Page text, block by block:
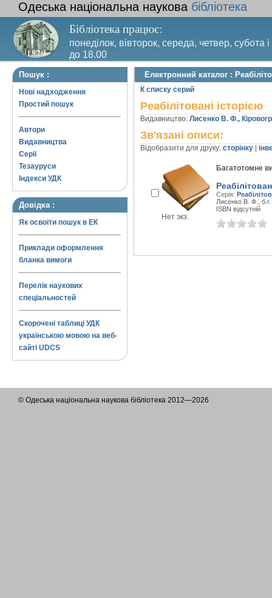
Одеська національна наукова бібліотека
Бібліотека працює:
понеділок, вівторок, середа, четвер, субота
до 18.00
Вихідний день – п’ятниця. Останній четвер
Пошук :
Нові надходження
Простий пошук
Автори
Видавництва
Серії
Тезауруси
Індекси УДК
Довідка :
Як освоїти пошук в ЕК
Приклади оформлення
бланка вимоги
Перелік наукових
спеціальностей
Скорочені таблиці УДК
українською мовою на веб-
сайті UDCS
Електронний каталог :
К списку серий
Реабілітовані історією
Видавництво: Лисенко В. Ф.,
Зв'язані описи:
Відобразити для друку: сторінку
Нет экз.
Багатотомне
Серія:
Лисенко В. Ф., б.г.
ISBN відсутній
© Одеська національна наукова бібліотека 2012—2026